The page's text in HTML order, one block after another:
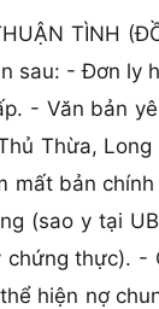
TÌNH
sau: - Đơn ly
- Văn bản
Thừa,
mất bản
(sao y tại
chứng thực). -
hiện nợ